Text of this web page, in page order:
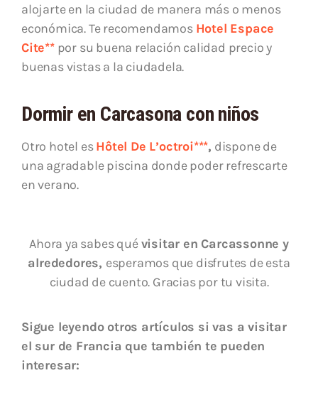
alojarte en la ciudad de manera más o menos
económica. Te recomendamos Hotel Espace
Cite**por su buena relación calidad precio y
buenas vistas a la ciudadela.
Dormir en Carcasona con niños
Otro hotel esHôtel De L’octroi***, dispone de
una agradable piscina donde poder refrescarte
en verano.
Ahora ya sabes quévisitar en Carcassonne y
alrededores, esperamos que disfrutes de esta
ciudad de cuento. Gracias por tu visita.
Sigue leyendo otros artículos si vas a visitar
el sur de Francia que también te pueden
interesar: